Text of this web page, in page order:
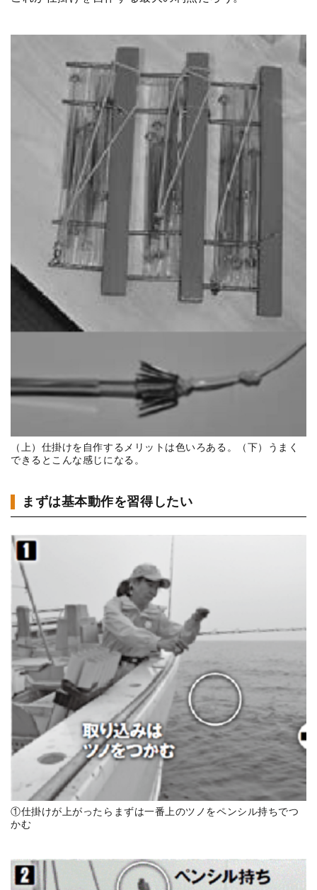
（上）仕掛けを自作するメリットは色いろある。（下）うまく
できるとこんな感じになる。
まずは基本動作を習得したい
①仕掛けが上がったらまずは一番上のツノをペンシル持ちでつ
かむ